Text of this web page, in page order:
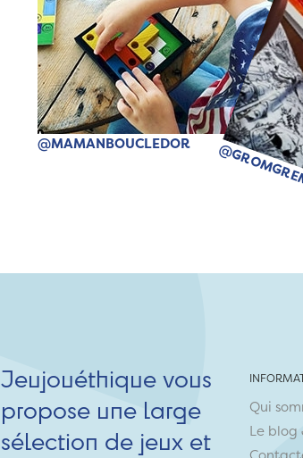
@MAMANBOUCLEDOR
Jeujouéthique vous
propose une large
sélection de jeux et
Qui
Le